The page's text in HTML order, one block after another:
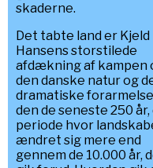
skaderne.
Det tabte land er Kjeld
Hansens storstilede
afdækning af kampen
den danske natur og
dramatiske
den de seneste 250 år,
periode hvor
ændret sig mere end
gennem de 10.000 år,